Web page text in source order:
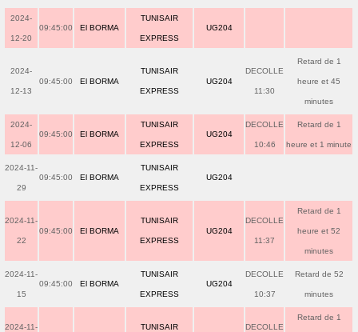
2024-
12-20
09:45:00 El BORMA
TUNISAIR
EXPRESS
UG204
2024-
12-13
09:45:00 El BORMA
TUNISAIR
EXPRESS
UG204
DECOLLE
11:30
Retard de 1
heure et 45
minutes
2024-
12-06
09:45:00 El BORMA
TUNISAIR
EXPRESS
UG204
DECOLLE
10:46
Retard de 1
heure et 1 minute
2024-11-
29
09:45:00 El BORMA
TUNISAIR
EXPRESS
UG204
2024-11-
22
09:45:00 El BORMA
TUNISAIR
EXPRESS
UG204
DECOLLE
11:37
Retard de 1
heure et 52
minutes
2024-11-
15
09:45:00 El BORMA
TUNISAIR
EXPRESS
UG204
DECOLLE
10:37
Retard de 52
minutes
2024-11- TUNISAIR DECOLLE
Retard de 1